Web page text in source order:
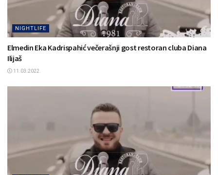
NIGHTLIFE
Elmedin Eka Kadrispahić večerašnji gost restoran cluba Diana
Ilijaš
11.03.2022.